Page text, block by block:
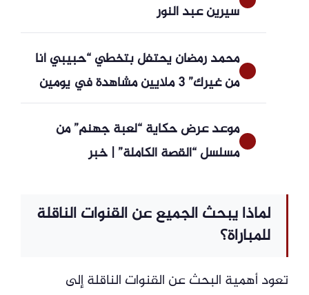
سيرين عبد النور
محمد رمضان يحتفل بتخطي “حبيبي أنا
من غيرك” 3 ملايين مشاهدة في يومين
موعد عرض حكاية “لعبة جهنم” من
مسلسل “القصة الكاملة” | خبر
لماذا يبحث الجميع عن القنوات الناقلة
للمباراة؟
تعود أهمية البحث عن القنوات الناقلة إلى